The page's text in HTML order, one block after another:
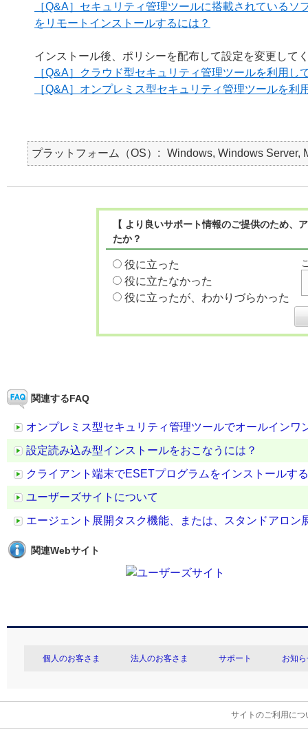
［Q&A］セキュリティ管理ツールに搭載されている
をリモートインストールするには？
インストール後、ポリシーを配布して設定を変更して
［Q&A］クラウド型セキュリティ管理ツールを利用
［Q&A］オンプレミス型セキュリティ管理ツールを
プラットフォーム（OS） Windows, Windows Server,
【 より良いサポート情報のご提供のため
たか？
役に立った
役に立たなかった
役に立ったが、わかりづらかった
関連するFAQ
オンプレミス型セキュリティ管理ツールでオールイン
設定読み込み型インストールをおこなうには？
クライアント端末でESETプログラムをインストールす
ユーザーズサイトについて
エージェント展開タスク機能、または、スタンドアロ
関連Webサイト
個人のお客さま 法人のお客さま サポート お知
サイトのご利用につ